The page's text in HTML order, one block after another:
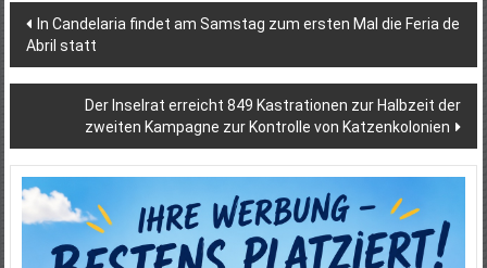
Beitragsnavigation
In Candelaria findet am Samstag zum ersten Mal die Feria de
Abril statt
Der Inselrat erreicht 849 Kastrationen zur Halbzeit der
zweiten Kampagne zur Kontrolle von Katzenkolonien